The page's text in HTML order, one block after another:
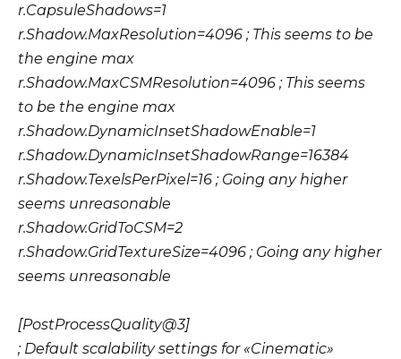
r.CapsuleShadows=1
r.Shadow.MaxResolution=4096 ; This seems to be
the engine max
r.Shadow.MaxCSMResolution=4096 ; This seems
to be the engine max
r.Shadow.DynamicInsetShadowEnable=1
r.Shadow.DynamicInsetShadowRange=16384
r.Shadow.TexelsPerPixel=16 ; Going any higher
seems unreasonable
r.Shadow.GridToCSM=2
r.Shadow.GridTextureSize=4096 ; Going any higher
seems unreasonable
[PostProcessQuality@3]
; Default scalability settings for «Cinematic»